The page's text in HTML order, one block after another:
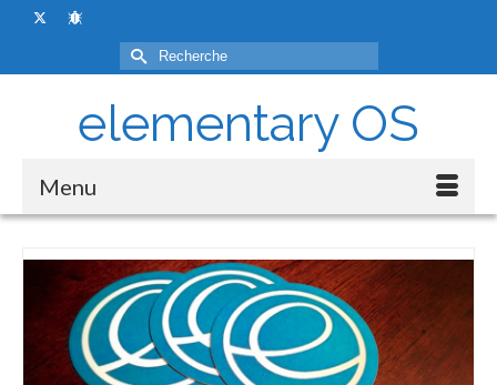
Rechercher :
elementary OS
Menu